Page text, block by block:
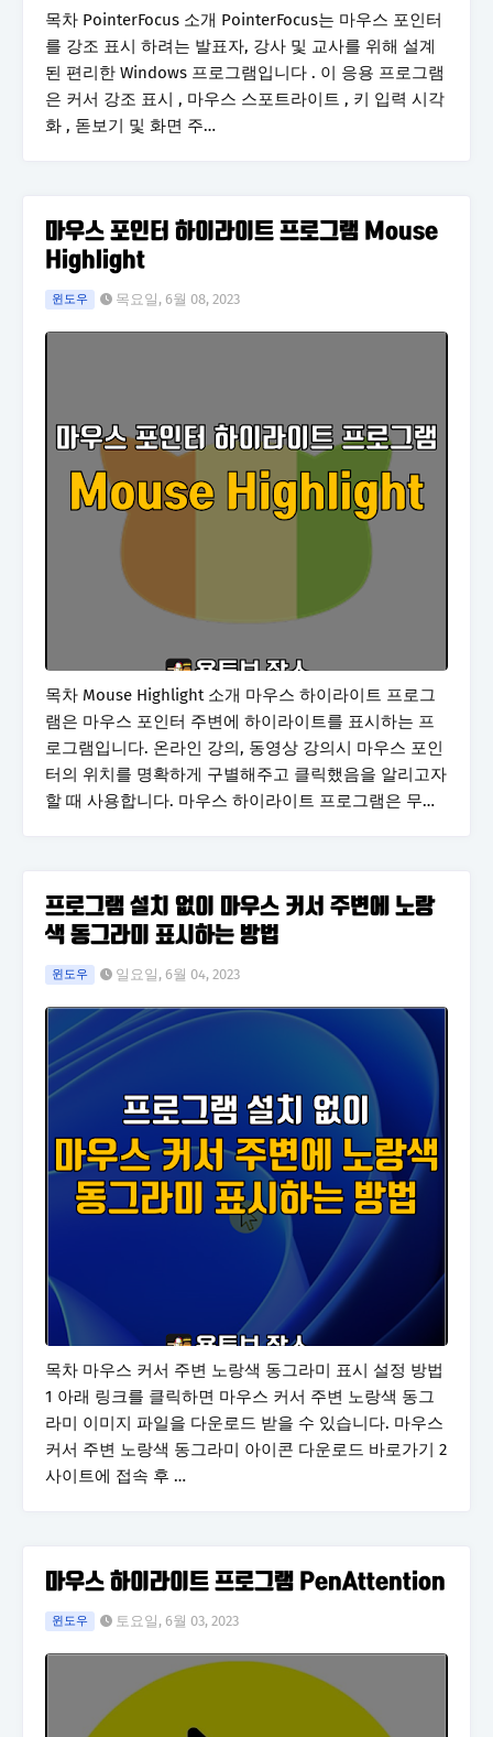
목차 PointerFocus 소개 PointerFocus는 마우스 포인터
를 강조 표시 하려는 발표자, 강사 및 교사를 위해 설계
된 편리한 Windows 프로그램입니다 . 이 응용 프로그램
은 커서 강조 표시 , 마우스 스포트라이트 , 키 입력 시각
화 , 돋보기 및 화면 주…
마우스 포인터 하이라이트 프로그램 Mouse
Highlight
윈도우 목요일, 6월 08, 2023
목차 Mouse Highlight 소개 마우스 하이라이트 프로그
램은 마우스 포인터 주변에 하이라이트를 표시하는 프
로그램입니다. 온라인 강의, 동영상 강의시 마우스 포인
터의 위치를 명확하게 구별해주고 클릭했음을 알리고자
할 때 사용합니다. 마우스 하이라이트 프로그램은 무…
프로그램 설치 없이 마우스 커서 주변에 노랑
색 동그라미 표시하는 방법
윈도우 일요일, 6월 04, 2023
목차 마우스 커서 주변 노랑색 동그라미 표시 설정 방법
1 아래 링크를 클릭하면 마우스 커서 주변 노랑색 동그
라미 이미지 파일을 다운로드 받을 수 있습니다. 마우스
커서 주변 노랑색 동그라미 아이콘 다운로드 바로가기 2
사이트에 접속 후 …
마우스 하이라이트 프로그램 PenAttention
윈도우 토요일, 6월 03, 2023